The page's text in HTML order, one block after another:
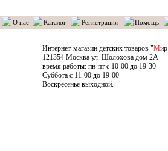
О нас Каталог Регистрация Помощь
Интернет-магазин детских товаров "Мир
121354 Москва ул. Шолохова дом 2А
время работы: пн-пт с 10-00 до 19-30
Суббота с 11-00 до 19-00
Воскресенье выходной.